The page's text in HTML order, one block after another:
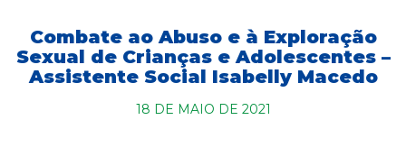
Combate ao Abuso e à Exploração
Sexual de Crianças e Adolescentes –
Assistente Social Isabelly Macedo
18 DE MAIO DE 2021